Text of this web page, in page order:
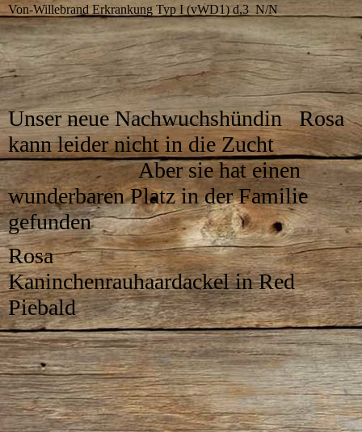
Von-Willebrand Erkrankung Typ I (vWD1) d,3 N/N
Unser neue Nachwuchshündin Rosa
kann leider nicht in die Zucht
Aber sie hat einen
wunderbaren Platz in der Familie
gefunden
Rosa
Kaninchenrauhaardackel in Red
Piebald